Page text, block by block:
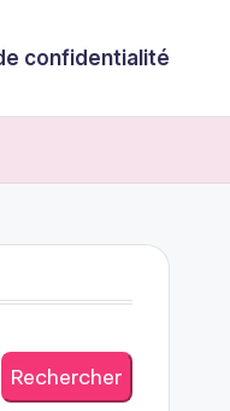
confidentialité
Rechercher